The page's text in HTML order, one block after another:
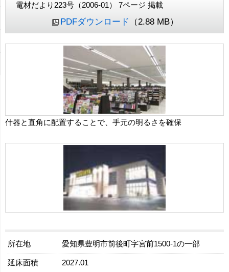
電材だより223号（2006-01） 7ページ 掲載
PDFダウンロード （2.88 MB）
什器と直角に配置することで、手元の明るさを確保
所在地 愛知県豊明市前後町字宮前1500-1の一部
延床面積 2027.01